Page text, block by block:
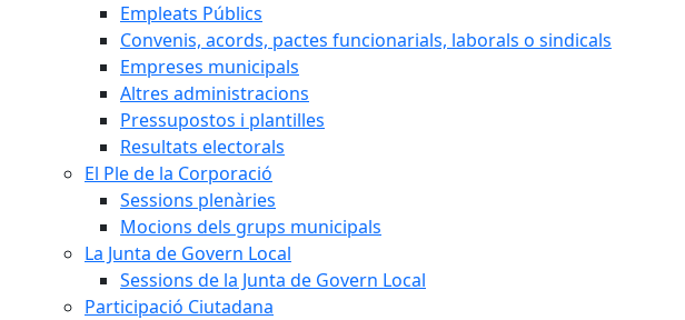
Empleats Públics
Convenis, acords, pactes funcionarials, laborals o sindicals
Empreses municipals
Altres administracions
Pressupostos i plantilles
Resultats electorals
El Ple de la Corporació
Sessions plenàries
Mocions dels grups municipals
La Junta de Govern Local
Sessions de la Junta de Govern Local
Participació Ciutadana